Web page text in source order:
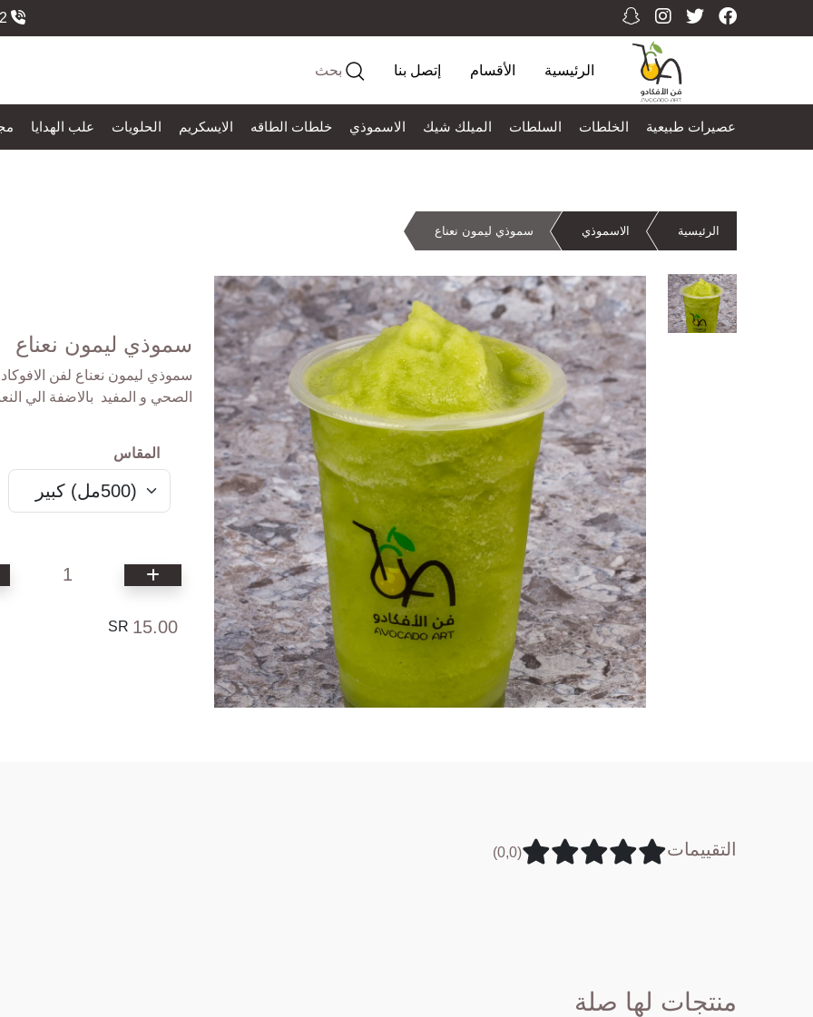
الرئيسية الأقسام إتصل بنا بحث
عصيرات طبيعية الخلطات السلطات الميلك شيك الاسموذي خلطات الطاقه الايسكريم الحلويات علب الهدايا
الرئيسية الاسموذي سموذي ليمون نعناع
سموذي ليمون نعناع
سموذي ليمون نعناع لفن
الصحي و المفيد بالاضفة الي
المقاس
1
15.00
SR
التقييمات (0,0)
منتجات لها صلة